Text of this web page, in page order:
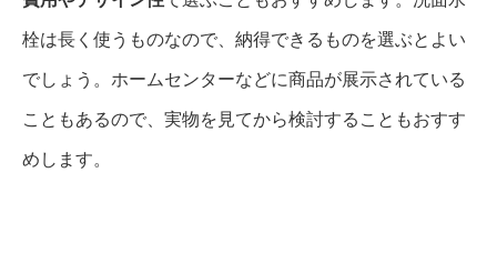
栓は長く使うものなので、納得できるものを選ぶとよい
でしょう。ホームセンターなどに商品が展示されている
こともあるので、実物を見てから検討することもおすす
めします。